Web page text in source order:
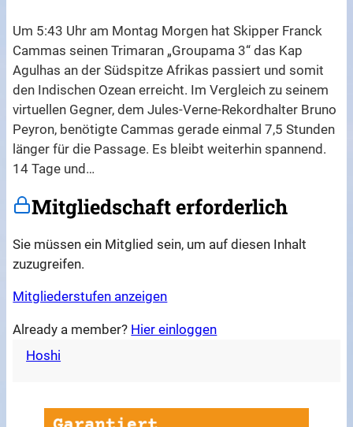
Um 5:43 Uhr am Montag Morgen hat Skipper Franck
Cammas seinen Trimaran „Groupama 3“ das Kap
Agulhas an der Südspitze Afrikas passiert und somit
den Indischen Ozean erreicht. Im Vergleich zu seinem
virtuellen Gegner, dem Jules-Verne-Rekordhalter Bruno
Peyron, benötigte Cammas gerade einmal 7,5 Stunden
länger für die Passage. Es bleibt weiterhin spannend.
14 Tage und…
Mitgliedschaft erforderlich
Sie müssen ein Mitglied sein, um auf diesen Inhalt
zuzugreifen.
Mitgliederstufen anzeigen
Already a member? Hier einloggen
Hoshi